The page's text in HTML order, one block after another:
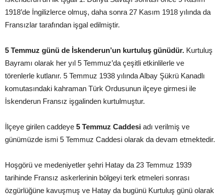
1918’de İngilizlerce olmuş, daha sonra 27 Kasım 1918 yılında da
Fransızlar tarafından işgal edilmiştir.
5 Temmuz günü de İskenderun’un kurtuluş günüdür. Kurtuluş
Bayramı olarak her yıl 5 Temmuz’da çeşitli etkinlilerle ve
törenlerle kutlanır. 5 Temmuz 1938 yılında Albay Şükrü Kanadlı
komutasındaki kahraman Türk Ordusunun ilçeye girmesi ile
İskenderun Fransız işgalinden kurtulmuştur.
İlçeye girilen caddeye 5 Temmuz Caddesi adı verilmiş ve
günümüzde ismi 5 Temmuz Caddesi olarak da devam etmektedir.
Hoşgörü ve medeniyetler şehri Hatay da 23 Temmuz 1939
tarihinde Fransız askerlerinin bölgeyi terk etmeleri sonrası
özgürlüğüne kavuşmuş ve Hatay da bugünü Kurtuluş günü olarak